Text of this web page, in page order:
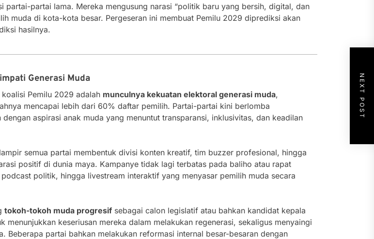
partai-partai lama. Mereka mengusung narasi “politik baru yang bersih, digital, dan
muda di kota-kota besar. Pergeseran ini membuat Pemilu 2029 diprediksi akan
hasilnya.
Generasi Muda
Pemilu 2029 adalah munculnya kekuatan elektoral generasi muda,
mencapai lebih dari 60% daftar pemilih. Partai-partai kini berlomba
aspirasi anak muda yang menuntut transparansi, inklusivitas, dan keadilan
semua partai membentuk divisi konten kreatif, tim buzzer profesional, hingga
positif di dunia maya. Kampanye tidak lagi terbatas pada baliho atau rapat
politik, hingga livestream interaktif yang menyasar pemilih muda secara
tokoh-tokoh muda progresifsebagai calon legislatif atau bahkan kandidat kepala
menunjukkan keseriusan mereka dalam melakukan regenerasi, sekaligus menyaingi
partai bahkan melakukan reformasi internal besar-besaran dengan
NEXT POST